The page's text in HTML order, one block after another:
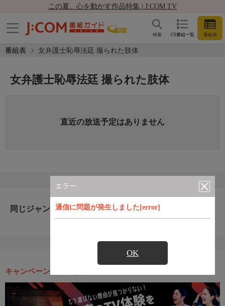
この夏、心を動かす作品特集 | J:COM TV
CS番組一覧 番組表
検索
番組表 女弁護士恥辱法廷 撮られた肢体
エラー
通信に問題が発生しました[error]
OK
女弁護士恥辱法廷 撮られた肢体
直近の放送予定はありません
同じジャンルのおすすめ番組
キャンペーン・お得な情報